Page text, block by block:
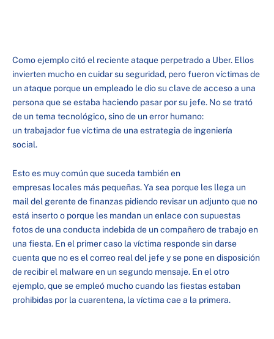
Como ejemplo citó el reciente ataque perpetrado a Uber. Ellos
invierten mucho en cuidar su seguridad, pero fueron víctimas de
un ataque porque un empleado le dio su clave de acceso a una
persona que se estaba haciendo pasar por su jefe. No se trató
de un tema tecnológico, sino de un error humano:
un trabajador fue víctima de una estrategia de ingeniería
social.
Esto es muy común que suceda también en
empresas locales más pequeñas. Ya sea porque les llega un
mail del gerente de finanzas pidiendo revisar un adjunto que no
está inserto o porque les mandan un enlace con supuestas
fotos de una conducta indebida de un compañero de trabajo en
una fiesta. En el primer caso la víctima responde sin darse
cuenta que no es el correo real del jefe y se pone en disposición
de recibir el malware en un segundo mensaje. En el otro
ejemplo, que se empleó mucho cuando las fiestas estaban
prohibidas por la cuarentena, la víctima cae a la primera.